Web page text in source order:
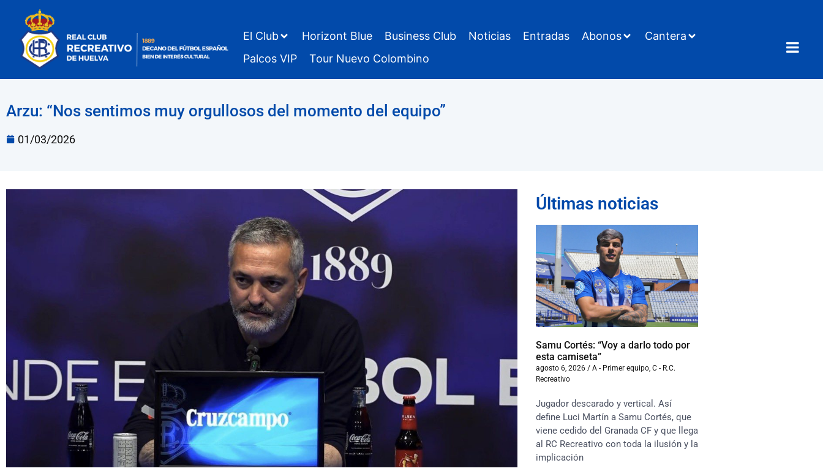
El Club Horizont Blue Business Club Noticias Entradas Abonos
Cantera
Palcos VIP
Tour Nuevo Colombino
Arzu: “Nos sentimos muy orgullosos del momento del equipo”
01/03/2026
Últimas noticias
Samu Cortés: “Voy a darlo todo por
esta camiseta”
agosto 6, 2026 / A - Primer equipo, C - R.C.
Recreativo
Jugador descarado y vertical. Así
define Luci Martín a Samu Cortés, que
viene cedido del Granada CF y que llega
al RC Recreativo con toda la ilusión y la
implicación